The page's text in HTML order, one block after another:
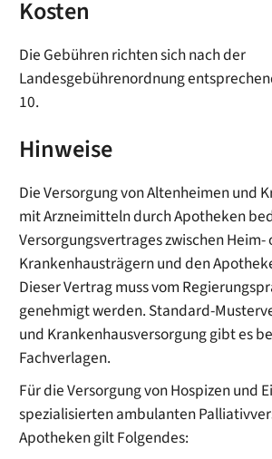
Kosten
Die Gebühren richten sich nach der
Landesgebührenordnung
10.
Hinweise
Die Versorgung von Altenheimen und
mit Arzneimitteln durch Apotheken
Versorgungsvertrages zwischen Heim-
Krankenhausträgern und den
Dieser Vertrag muss vom
genehmigt werden. Standard-
und Krankenhausversorgung gibt es
Fachverlagen.
Für die Versorgung von Hospizen und
spezialisierten ambulanten
Apotheken gilt Folgendes: